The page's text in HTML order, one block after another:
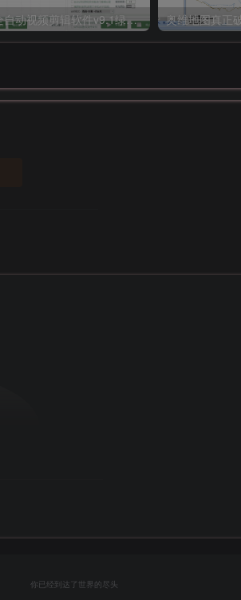
AI全自动视频剪辑软件v9.1绿色完美版（去限制永久免费使用）
你已经到达了世界的尽头